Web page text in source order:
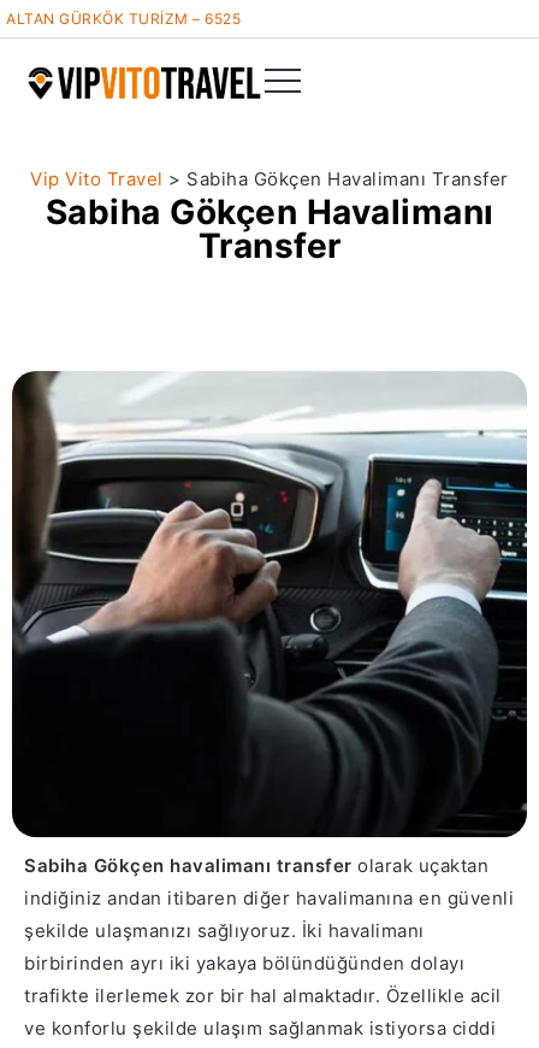
ALTAN GÜRKÖK TURİZM – 6525
Vip Vito Travel > Sabiha Gökçen Havalimanı Transfer
Sabiha Gökçen Havalimanı
Transfer
Sabiha Gökçen havalimanı transfer olarak uçaktan
indiğiniz andan itibaren diğer havalimanına en güvenli
şekilde ulaşmanızı sağlıyoruz. İki havalimanı
birbirinden ayrı iki yakaya bölündüğünden dolayı
trafikte ilerlemek zor bir hal almaktadır. Özellikle acil
ve konforlu şekilde ulaşım sağlanmak istiyorsa ciddi